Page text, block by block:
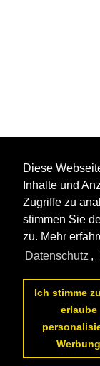
Diese
Inhalte und
Zugriffe zu
stimmen Sie
zu. Mehr
Datenschutz ,
Ich stimme
erlaube
Werbung